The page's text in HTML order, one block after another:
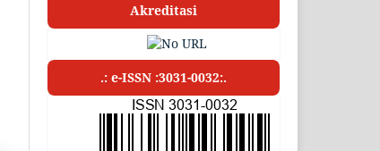
Akreditasi
.: e-ISSN :3031-0032:.